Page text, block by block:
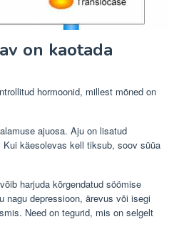
on kaotada
hormoonid, millest mõned on
ajuosa. Aju on lisatud
käesolevas kell tiksub, soov süüa
harjuda kõrgendatud söömise
nagu depressioon, ärevus või isegi
Need on tegurid, mis on selgelt